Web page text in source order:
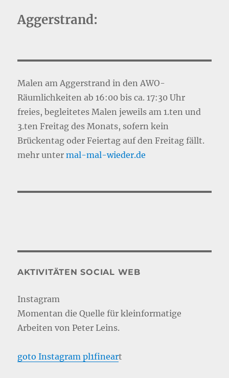
Aggerstrand:
Malen am Aggerstrand in den AWO-
Räumlichkeiten ab 16:00 bis ca. 17:30 Uhr
freies, begleitetes Malen jeweils am 1.ten und
3.ten Freitag des Monats, sofern kein
Brückentag oder Feiertag auf den Freitag fällt.
mehr untermal-mal-wieder.de
AKTIVITÄTEN SOCIAL WEB
Instagram
Momentan die Quelle für kleinformatige
Arbeiten von Peter Leins.
goto Instagram pl1fineart